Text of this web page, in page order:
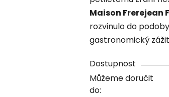
Maison Frerejean
rozvinulo do
gastronomický
Dostupnost
Můžeme doručit
do: